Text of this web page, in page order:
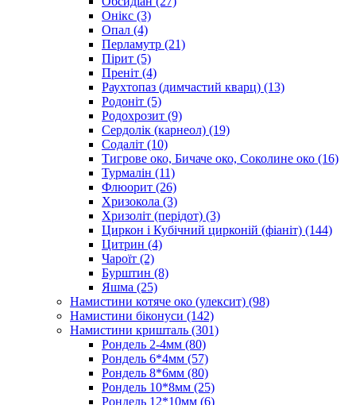
Онікс (3)
Опал (4)
Перламутр (21)
Пірит (5)
Преніт (4)
Раухтопаз (димчастий кварц) (13)
Родоніт (5)
Родохрозит (9)
Сердолік (карнеол) (19)
Содаліт (10)
Тигрове око, Бичаче око, Соколине око (16)
Турмалін (11)
Флюорит (26)
Хризокола (3)
Хризоліт (перідот) (3)
Циркон і Кубічний цирконій (фіаніт) (144)
Цитрин (4)
Чароїт (2)
Бурштин (8)
Яшма (25)
Намистини котяче око (улексит) (98)
Намистини біконуси (142)
Намистини кришталь (301)
Рондель 2-4мм (80)
Рондель 6*4мм (57)
Рондель 8*6мм (80)
Рондель 10*8мм (25)
Рондель 12*10мм (6)